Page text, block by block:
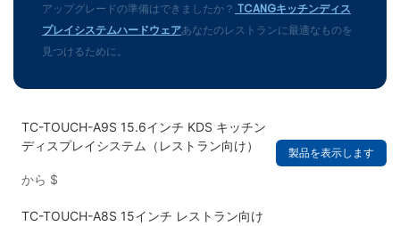
アップグレードの準備はできましたか？ TCANGキッチンディス
プレイシステムハードウェアあなたのレストランに最適なものを
見つけるために。
TC-TOUCH-A9S 15.6インチ KDS キッチン
ディスプレイシステム（レストラン向け）
から $
製品を表示します
TC-TOUCH-A8S 15インチ レストラン向け